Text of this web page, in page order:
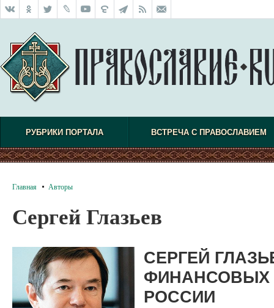
РУБРИКИ ПОРТАЛА ВСТРЕЧА С ПРАВОСЛАВИЕМ
Главная Авторы
Сергей Глазьев
СЕРГЕЙ
ФИНАНСОВЫХ
РОССИИ